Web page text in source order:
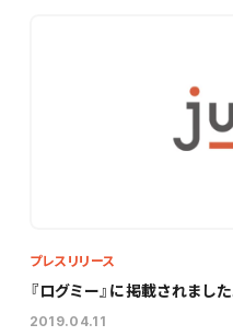
プレスリリース
『ログミー』に掲載されました
2019.04.11